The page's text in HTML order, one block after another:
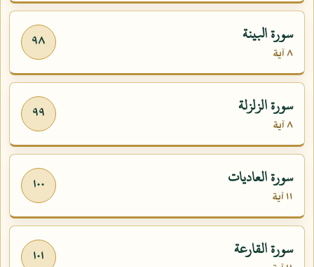
٩٨ سورة البينة
٨ آية
٩٩ سورة الزلزلة
٨ آية
١٠٠ سورة العاديات
١١ آية
١٠١ سورة القارعة